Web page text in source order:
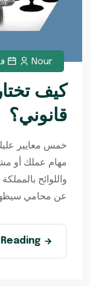
Nour
كيف
قانوني؟
خمس معايير عليك
مهام عملك أو
واللوائح
عن محامي